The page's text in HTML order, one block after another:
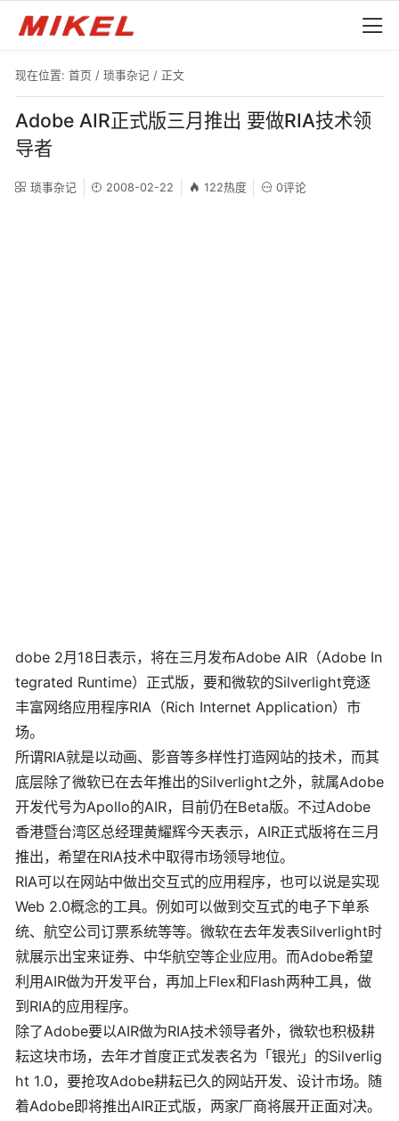
现在位置: 首页 / 琐事杂记 / 正文
Adobe AIR正式版三月推出 要做RIA技术领
导者
琐事杂记 2008-02-22 122热度 0评论
dobe 2月18日表示，将在三月发布Adobe AIR（Adobe In
tegrated Runtime）正式版，要和微软的Silverlight竞逐
丰富网络应用程序RIA（Rich Internet Application）市
场。
所谓RIA就是以动画、影音等多样性打造网站的技术，而其
底层除了微软已在去年推出的Silverlight之外，就属Adobe
开发代号为Apollo的AIR，目前仍在Beta版。不过Adobe
香港暨台湾区总经理黄耀辉今天表示，AIR正式版将在三月
推出，希望在RIA技术中取得市场领导地位。
RIA可以在网站中做出交互式的应用程序，也可以说是实现
Web 2.0概念的工具。例如可以做到交互式的电子下单系
统、航空公司订票系统等等。微软在去年发表Silverlight时
就展示出宝来证券、中华航空等企业应用。而Adobe希望
利用AIR做为开发平台，再加上Flex和Flash两种工具，做
到RIA的应用程序。
除了Adobe要以AIR做为RIA技术领导者外，微软也积极耕
耘这块市场，去年才首度正式发表名为「银光」的Silverlig
ht 1.0，要抢攻Adobe耕耘已久的网站开发、设计市场。随
着Adobe即将推出AIR正式版，两家厂商将展开正面对决。